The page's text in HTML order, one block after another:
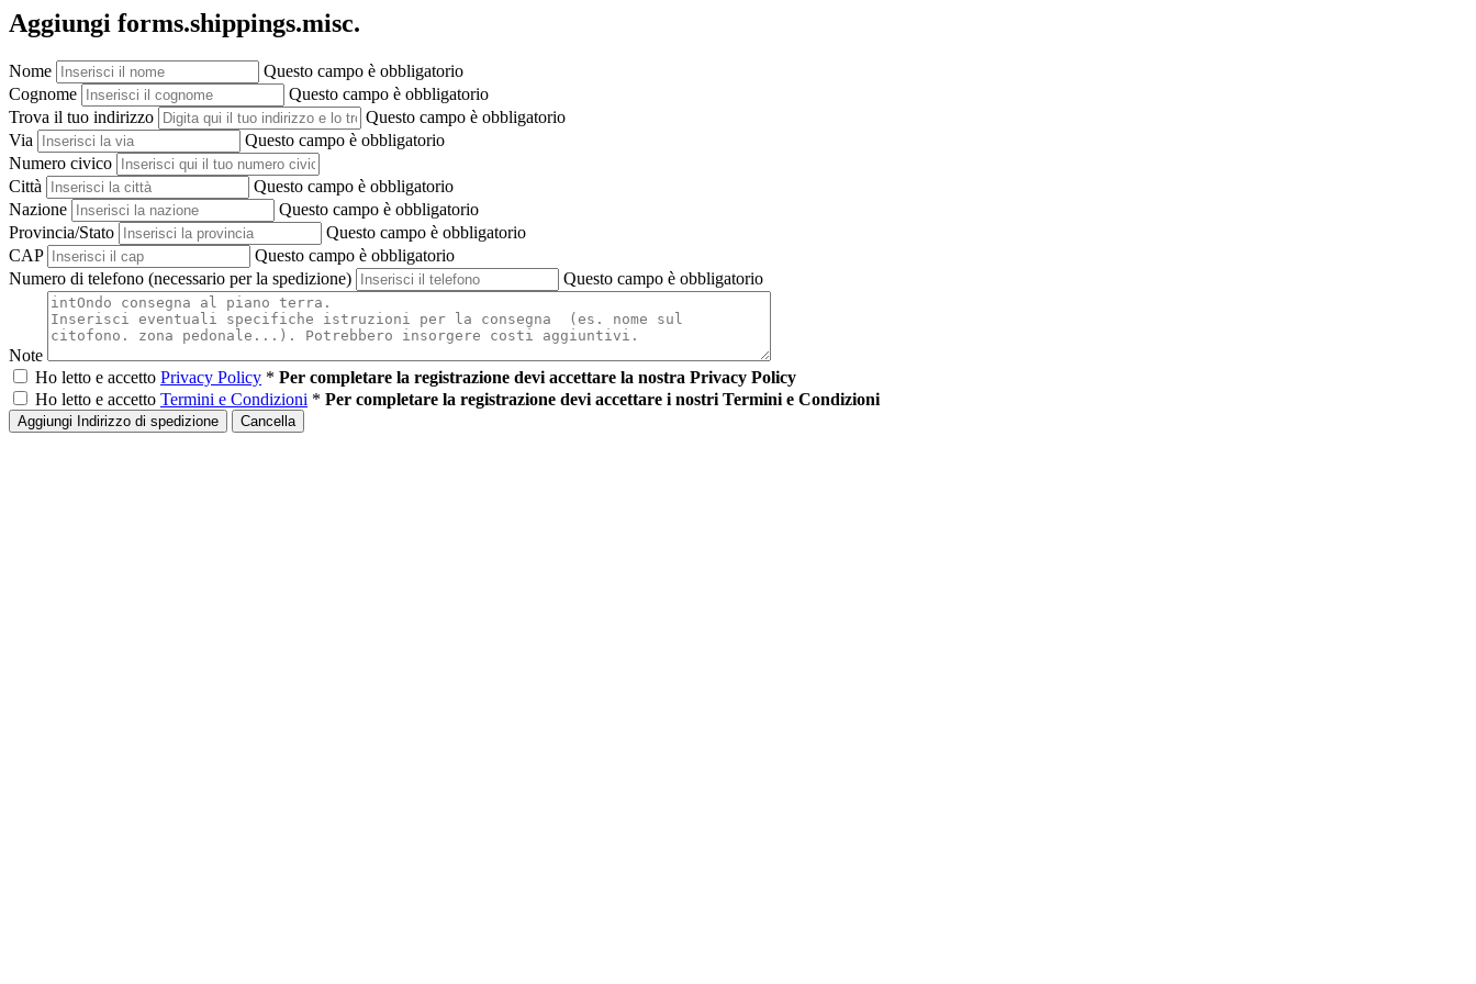
Aggiungi forms.shippings.misc.
Nome
Questo campo è obbligatorio
Cognome
Questo campo è obbligatorio
Trova il tuo indirizzo
Questo campo è obbligatorio
Via
Questo campo è obbligatorio
Numero civico
Città
Questo campo è obbligatorio
Nazione
Questo campo è obbligatorio
Provincia/Stato
Questo campo è obbligatorio
CAP
Questo campo è obbligatorio
Numero di telefono (necessario per la spedizione)
Questo campo è obbligatorio
Note
Ho letto e accetto Privacy Policy * Per completare la registrazione devi accettare la nostra Privacy Policy
Ho letto e accetto Termini e Condizioni * Per completare la registrazione devi accettare i nostri Termini e Condizioni
Aggiungi Indirizzo di spedizione Cancella